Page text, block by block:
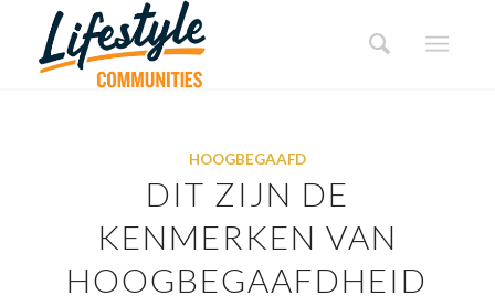
HOOGBEGAAFD
DIT ZIJN DE
KENMERKEN VAN
HOOGBEGAAFDHEID